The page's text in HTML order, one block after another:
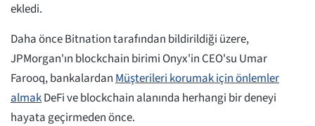
ekledi.
Daha önce Bitnation tarafından bildirildiği üzere,
JPMorgan'ın blockchain birimi Onyx'in CEO'su Umar
Farooq, bankalardanMüşterileri korumak için önlemler
almakDeFi ve blockchain alanında herhangi bir deneyi
hayata geçirmeden önce.